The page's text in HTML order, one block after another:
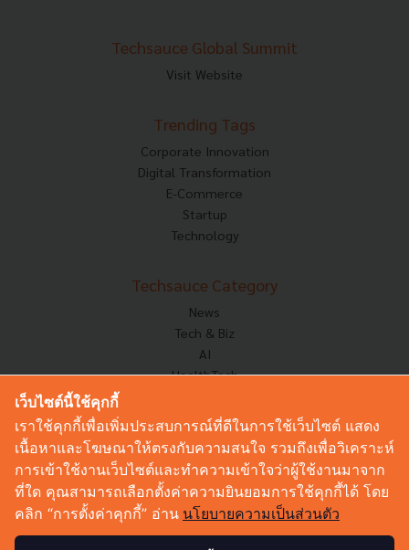
Techsauce Global Summit
Visit Website
Trending Tags
Corporate Innovation
Digital Transformation
E-Commerce
Startup
Technology
Techsauce Category
News
Tech & Biz
AI
HealthTech
Corp Innov
Saucy Thoughts
Based On
Sustainable
Videos
Podcast
เว็บไซต์นี้ใช้คุกกี้
เราใช้คุกกี้เพื่อเพิ่มประสบการณ์ที่ดีในการใช้เว็บไซต์ แสดง
เนื้อหาและโฆษณาให้ตรงกับความสนใจ รวมถึงเพื่อวิเคราะห์
การเข้าใช้งานเว็บไซต์และทำความเข้าใจว่าผู้ใช้งานมาจาก
ที่ใด คุณสามารถเลือกตั้งค่าความยินยอมการใช้คุกกี้ได้ โดย
คลิก “การตั้งค่าคุกกี้” อ่าน นโยบายความเป็นส่วนตัว